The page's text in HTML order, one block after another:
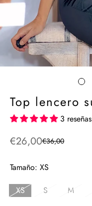
Top lencero
3 reseñas
Precio
venta
€26,00
Precio
€36,00
Tamaño: XS
XS S M